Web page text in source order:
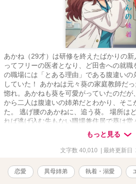
あかね（29才）は研修を終えたばかりの
ってフリーの医者となり、ど田舎への就
の職場には「とある理由」である腹違いの
していた！ あかねは元々葵の家庭教師だ
惚れ。あかねも葵を可愛がっていたのだ
から二人は腹違いの姉弟だとわかり、そこ
た。 逃げ腰のあかねに、追う葵。 場所は
れば逃げ込む先もない職場兼住居で葵は堂
らおれたち、夫婦として暮らせるよね」
んを放り出して逃げるわけにもいかない。
くんの倫理をかけた駆け引きがはじまるの
もっと見る
文字数 40,010 | 最終更新日
恋愛 異母姉弟 執着・溺愛